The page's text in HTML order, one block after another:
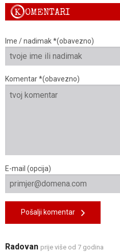
KOMENTARI
Ime / nadimak *(obavezno)
Komentar *(obavezno)
E-mail (opcija)
Pošalji komentar
Radovan prije više od 7 godina